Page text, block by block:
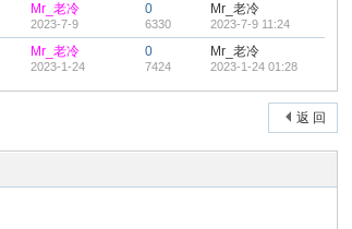
Mr_老冷
2023-7-9
0
6330
Mr_老冷
2023-7-9 11:24
Mr_老冷
2023-1-24
0
7424
Mr_老冷
2023-1-24 01:28
返 回